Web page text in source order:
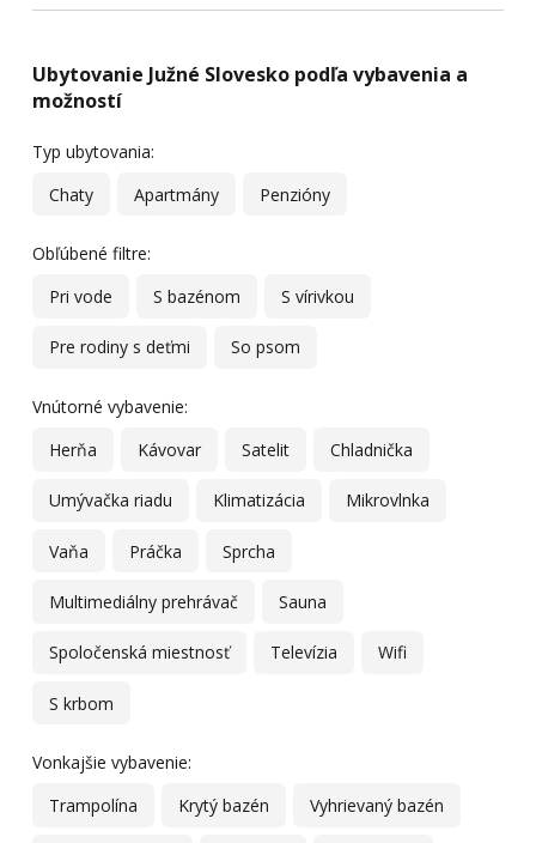
Ubytovanie Južné Slovesko podľa vybavenia a
možností
Typ ubytovania:
Chaty
Apartmány Penzióny
Obľúbené filtre:
Pri vode
S bazénom S vírivkou
Pre rodiny s deťmi So psom
Vnútorné vybavenie:
Herňa
Kávovar Satelit Chladnička
Umývačka riadu Klimatizácia Mikrovlnka
Vaňa Práčka Sprcha
Multimediálny prehrávač Sauna
Spoločenská miestnosť Televízia Wifi
S krbom
Vonkajšie vybavenie:
Trampolína
Krytý bazén Vyhrievaný bazén